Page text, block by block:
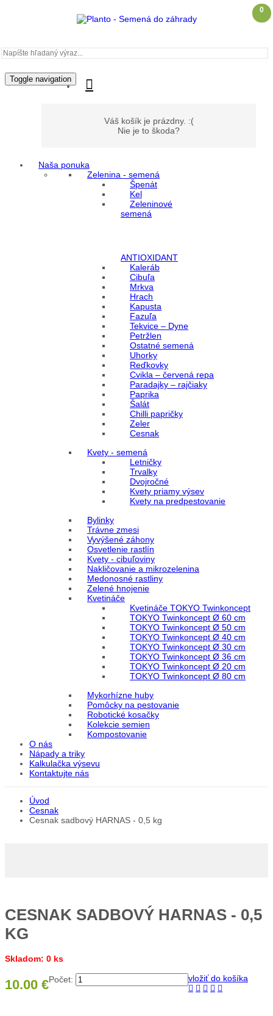
Toggle navigation
0
Váš košík je prázdny. :(
Nie je to škoda?
Naša ponuka
Zelenina - semená
Špenát
Kel
Zeleninové
semená
ANTIOXIDANT
Kaleráb
Cibuľa
Mrkva
Hrach
Kapusta
Fazuľa
Tekvice – Dyne
Petržlen
Ostatné semená
Uhorky
Reďkovky
Cvikla – červená repa
Paradajky – rajčiaky
Paprika
Šalát
Chilli papričky
Zeler
Cesnak
Kvety - semená
Letničky
Trvalky
Dvojročné
Kvety priamy výsev
Kvety na predpestovanie
Bylinky
Trávne zmesi
Vyvýšené záhony
Osvetlenie rastlín
Kvety - cibuľoviny
Nakličovanie a mikrozelenina
Medonosné rastliny
Zelené hnojenie
Kvetináče
Kvetináče TOKYO Twinkoncept
TOKYO Twinkoncept Ø 60 cm
TOKYO Twinkoncept Ø 50 cm
TOKYO Twinkoncept Ø 40 cm
TOKYO Twinkoncept Ø 30 cm
TOKYO Twinkoncept Ø 36 cm
TOKYO Twinkoncept Ø 20 cm
TOKYO Twinkoncept Ø 80 cm
Mykorhízne huby
Pomôcky na pestovanie
Robotické kosačky
Kolekcie semien
Kompostovanie
O nás
Nápady a triky
Kalkulačka výsevu
Kontaktujte nás
Úvod
Cesnak
Cesnak sadbový HARNAS - 0,5 kg
CESNAK SADBOVÝ HARNAS - 0,5
KG
Skladom: 0 ks
10.00 €Počet: vložiť do košíka